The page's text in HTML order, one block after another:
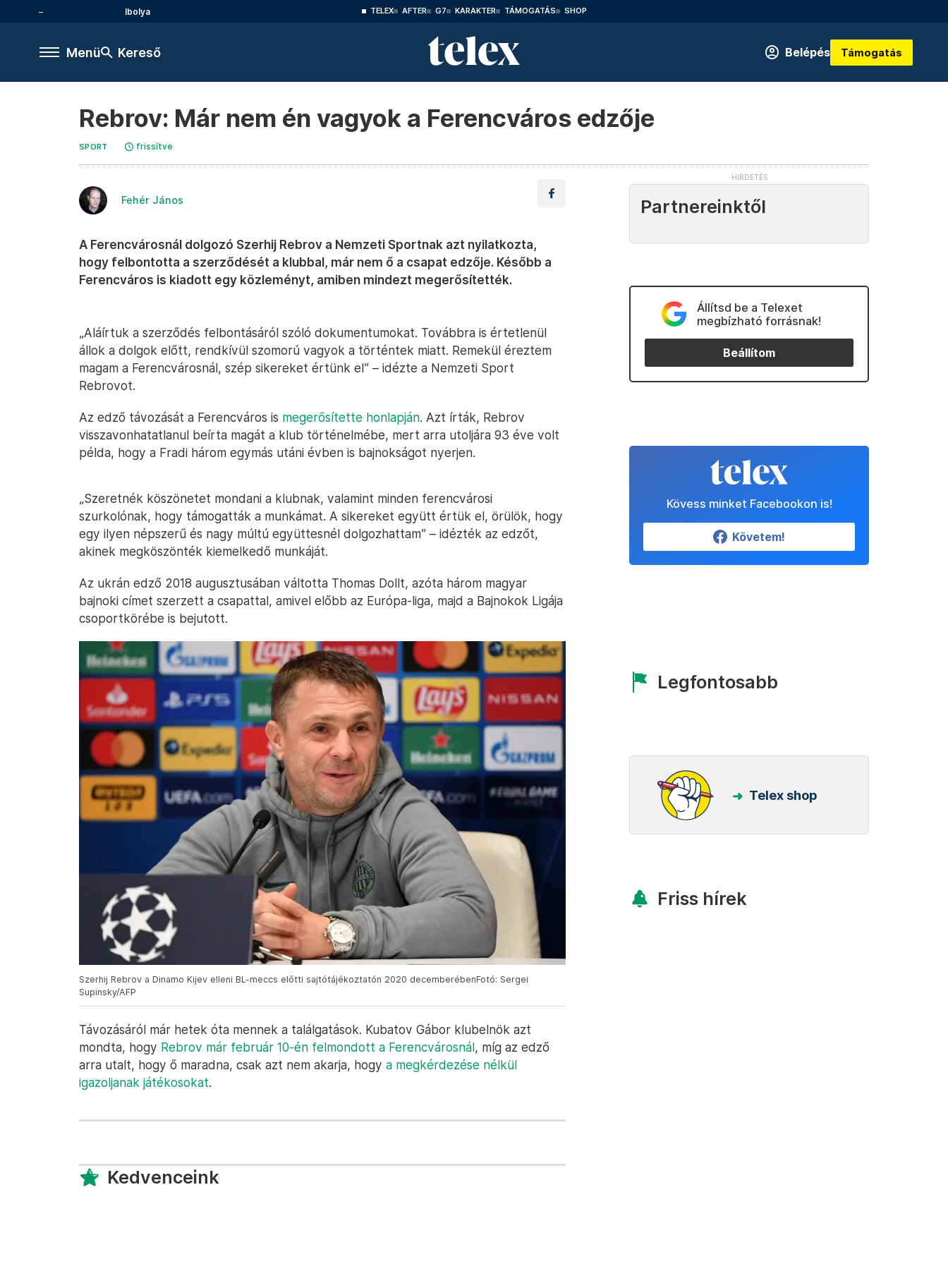
Ibolya TELEX AFTER G7 KARAKTER TÁMOGATÁS SHOP
Menü Kereső Belépés Támogatás
Rebrov: Már nem én vagyok a Ferencváros edzője
SPORT frissítve
Fehér János
A Ferencvárosnál dolgozó Szerhij Rebrov a Nemzeti Sportnak azt nyilatkozta,
hogy felbontotta a szerződését a klubbal, már nem ő a csapat edzője. Később a
Ferencváros is kiadott egy közleményt, amiben mindezt megerősítették.
„Aláírtuk a szerződés felbontásáról szóló dokumentumokat. Továbbra is értetlenül
állok a dolgok előtt, rendkívül szomorú vagyok a történtek miatt. Remekül éreztem
magam a Ferencvárosnál, szép sikereket értünk el” – idézte a Nemzeti Sport
Rebrovot.
Az edző távozását a Ferencváros is megerősítette honlapján. Azt írták, Rebrov
visszavonhatatlanul beírta magát a klub történelmébe, mert arra utoljára 93 éve volt
példa, hogy a Fradi három egymás utáni évben is bajnokságot nyerjen.
„Szeretnék köszönetet mondani a klubnak, valamint minden ferencvárosi
szurkolónak, hogy támogatták a munkámat. A sikereket együtt értük el, örülök, hogy
egy ilyen népszerű és nagy múltú együttesnél dolgozhattam” – idézték az edzőt,
akinek megköszönték kiemelkedő munkáját.
Az ukrán edző 2018 augusztusában váltotta Thomas Dollt, azóta három magyar
bajnoki címet szerzett a csapattal, amivel előbb az Európa-liga, majd a Bajnokok Ligája
csoportkörébe is bejutott.
Szerhij Rebrov a Dinamo Kijev elleni BL-meccs előtti sajtótájékoztatón 2020 decemberébenFotó: Sergei
Supinsky/AFP
Távozásáról már hetek óta mennek a találgatások. Kubatov Gábor klubelnök azt
mondta, hogy Rebrov már február 10-én felmondott a Ferencvárosnál, míg az edző
arra utalt, hogy ő maradna, csak azt nem akarja, hogy a megkérdezése nélkül
igazoljanak játékosokat.
Kedvenceink
Partnereinktől
Állítsd be a Telexet
megbízható forrásnak!
Beállítom
Kövess minket Facebookon is!
Követem!
Legfontosabb
Telex shop
Friss hírek